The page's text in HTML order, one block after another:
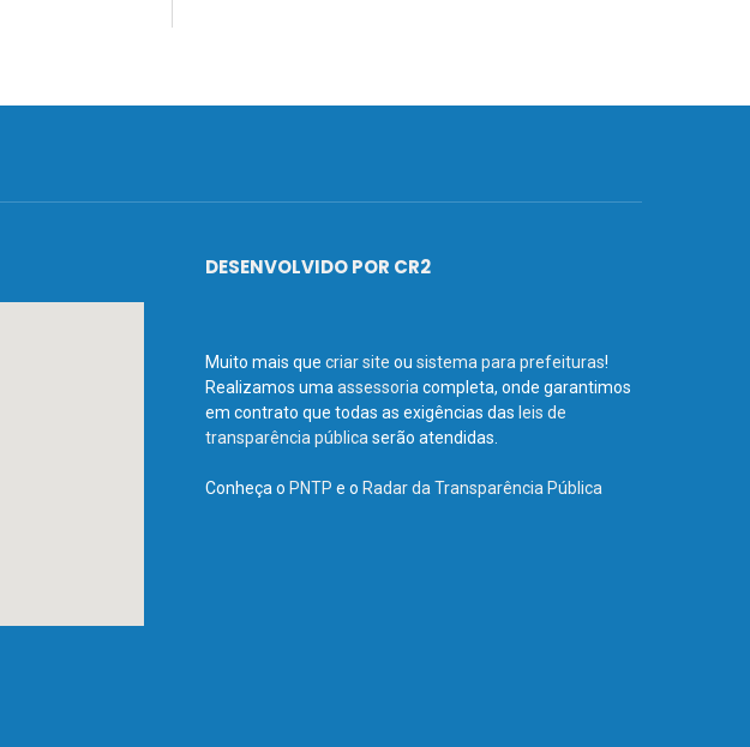
DESENVOLVIDO POR CR2
Muito mais que criar site ou sistema para prefeituras!
Realizamos uma assessoria completa, onde garantimos
em contrato que todas as exigências das leis de
transparência pública serão atendidas.
Conheça o PNTP e o Radar da Transparência Pública